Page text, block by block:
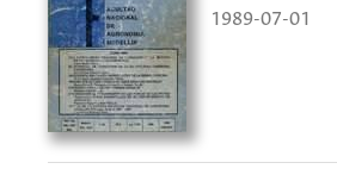
1989-07-01